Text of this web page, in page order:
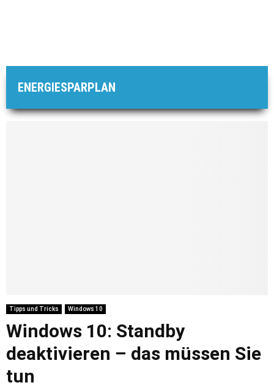
ENERGIESPARPLAN
Tipps und Tricks Windows 10
Windows 10: Standby
deaktivieren – das müssen Sie
tun